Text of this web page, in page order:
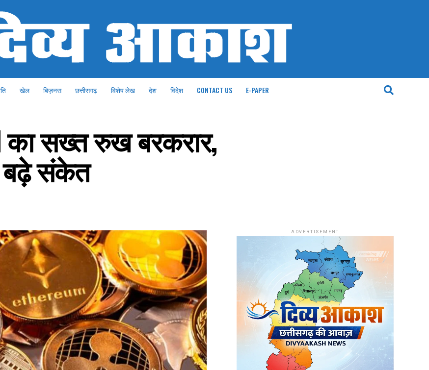
खेल बिज़नस छत्तीसगढ़ विशेष लेख देश विदेश CONTACT US E-PAPER
का सख्त रुख बरकरार,
बढ़े संकेत
ADVERTISEMENT